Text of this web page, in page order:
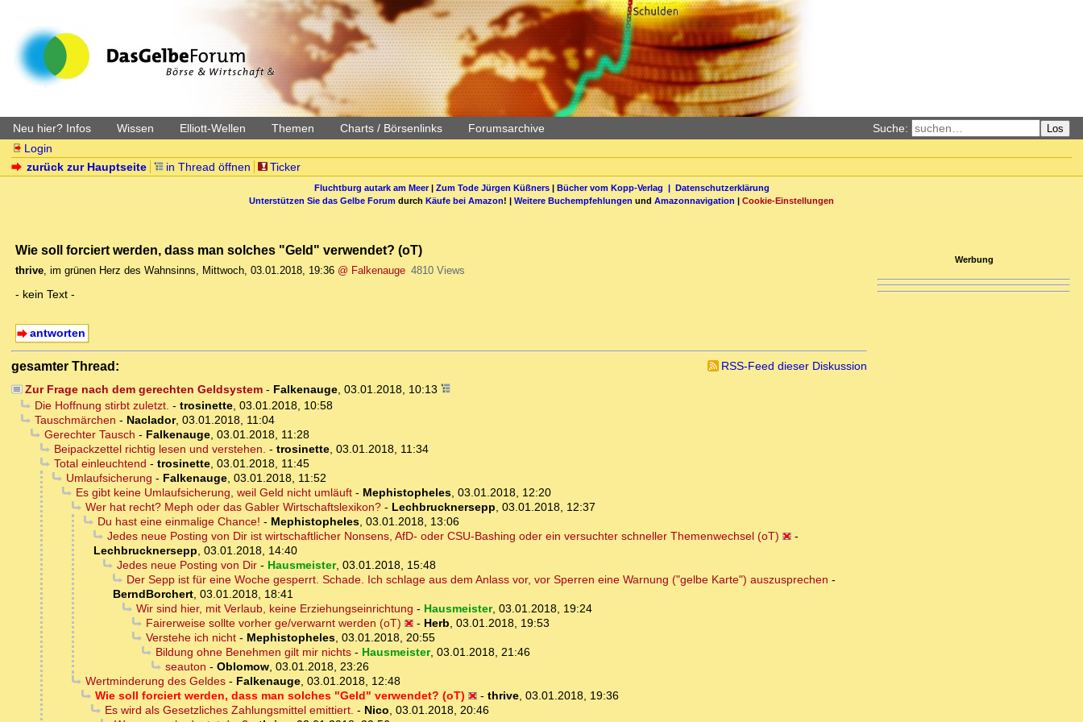
Neu hier? Infos Wissen Elliott-Wellen Themen Charts / Börsenlinks Forumsarchive Suche: Los
Login
zurück zur Hauptseite
in Thread öffnen Ticker
Fluchtburg autark am Meer| Zum Tode Jürgen Küßners| Bücher vom Kopp-Verlag | Datenschutzerklärung
Unterstützen Sie das Gelbe Forum durch Käufe bei Amazon! | Weitere Buchempfehlungen und Amazonnavigation | Cookie-Einstellungen
Wie soll forciert werden, dass man solches "Geld" verwendet? (oT)
thrive, im grünen Herz des Wahnsinns, Mittwoch, 03.01.2018, 19:36 @ Falkenauge 4810 Views
- kein Text -
antworten
gesamter Thread:
RSS-Feed dieser Diskussion
Zur Frage nach dem gerechten Geldsystem- Falkenauge, 03.01.2018, 10:13
Die Hoffnung stirbt zuletzt. - trosinette, 03.01.2018, 10:58
Tauschmärchen - Naclador, 03.01.2018, 11:04
Gerechter Tausch - Falkenauge, 03.01.2018, 11:28
Beipackzettel richtig lesen und verstehen. - trosinette, 03.01.2018, 11:34
Total einleuchtend - trosinette, 03.01.2018, 11:45
Umlaufsicherung - Falkenauge, 03.01.2018, 11:52
Es gibt keine Umlaufsicherung, weil Geld nicht umläuft- Mephistopheles, 03.01.2018, 12:20
Wer hat recht? Meph oder das Gabler Wirtschaftslexikon?- Lechbrucknersepp, 03.01.2018, 12:37
Du hast eine einmalige Chance! - Mephistopheles, 03.01.2018, 13:06
Jedes neue Posting von Dir ist wirtschaftlicher Nonsens, AfD- oder CSU-Bashing oder ein versuchter schneller Themenwechsel (oT)
-
Lechbrucknersepp, 03.01.2018, 14:40
Jedes neue Posting von Dir- Hausmeister, 03.01.2018, 15:48
Der Sepp ist für eine Woche gesperrt. Schade. Ich schlage aus dem Anlass vor, vor Sperren eine Warnung ("gelbe Karte") auszusprechen -
BerndBorchert, 03.01.2018, 18:41
Wir sind hier, mit Verlaub, keine Erziehungseinrichtung - Hausmeister, 03.01.2018, 19:24
Fairerweise sollte vorher ge/verwarnt werden (oT)
- Herb, 03.01.2018, 19:53
Verstehe ich nicht- Mephistopheles, 03.01.2018, 20:55
Bildung ohne Benehmen gilt mir nichts- Hausmeister, 03.01.2018, 21:46
seauton - Oblomow, 03.01.2018, 23:26
Wertminderung des Geldes- Falkenauge, 03.01.2018, 12:48
Wie soll forciert werden, dass man solches "Geld" verwendet? (oT)
- thrive, 03.01.2018, 19:36
Es wird als Gesetzliches Zahlungsmittel emittiert. - Nico, 03.01.2018, 20:46
Werbung